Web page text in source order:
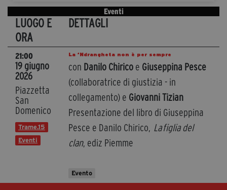
Eventi
LUOGO E
ORA
DETTAGLI
21:00
19 giugno
2026
Piazzetta
San
Domenico
Trame.15
Eventi
La ‘Ndrangheta non è per sempre
con Danilo Chiricoe Giuseppina Pesce
(collaboratrice di giustizia - in
collegamento) e Giovanni Tizian
Presentazione del libro di Giuseppina
Pesce e Danilo Chirico, La figlia del
clan, ediz Piemme
Evento